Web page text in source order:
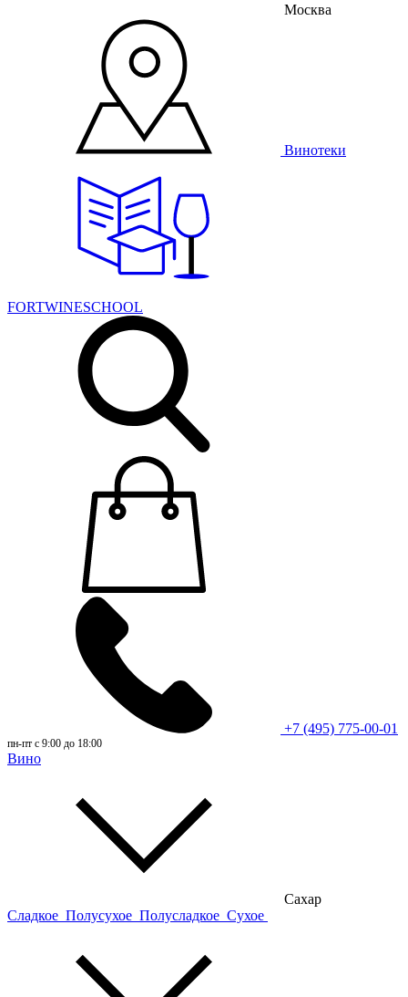
Москва
Винотеки
FORTWINESCHOOL
+7 (495) 775-00-01
пн-пт с 9:00 до 18:00
Вино
Сахар
Сладкое Полусухое Полусладкое Сухое